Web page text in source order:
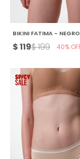
BIKINI FATIMA - NEGRO
$119$199 40